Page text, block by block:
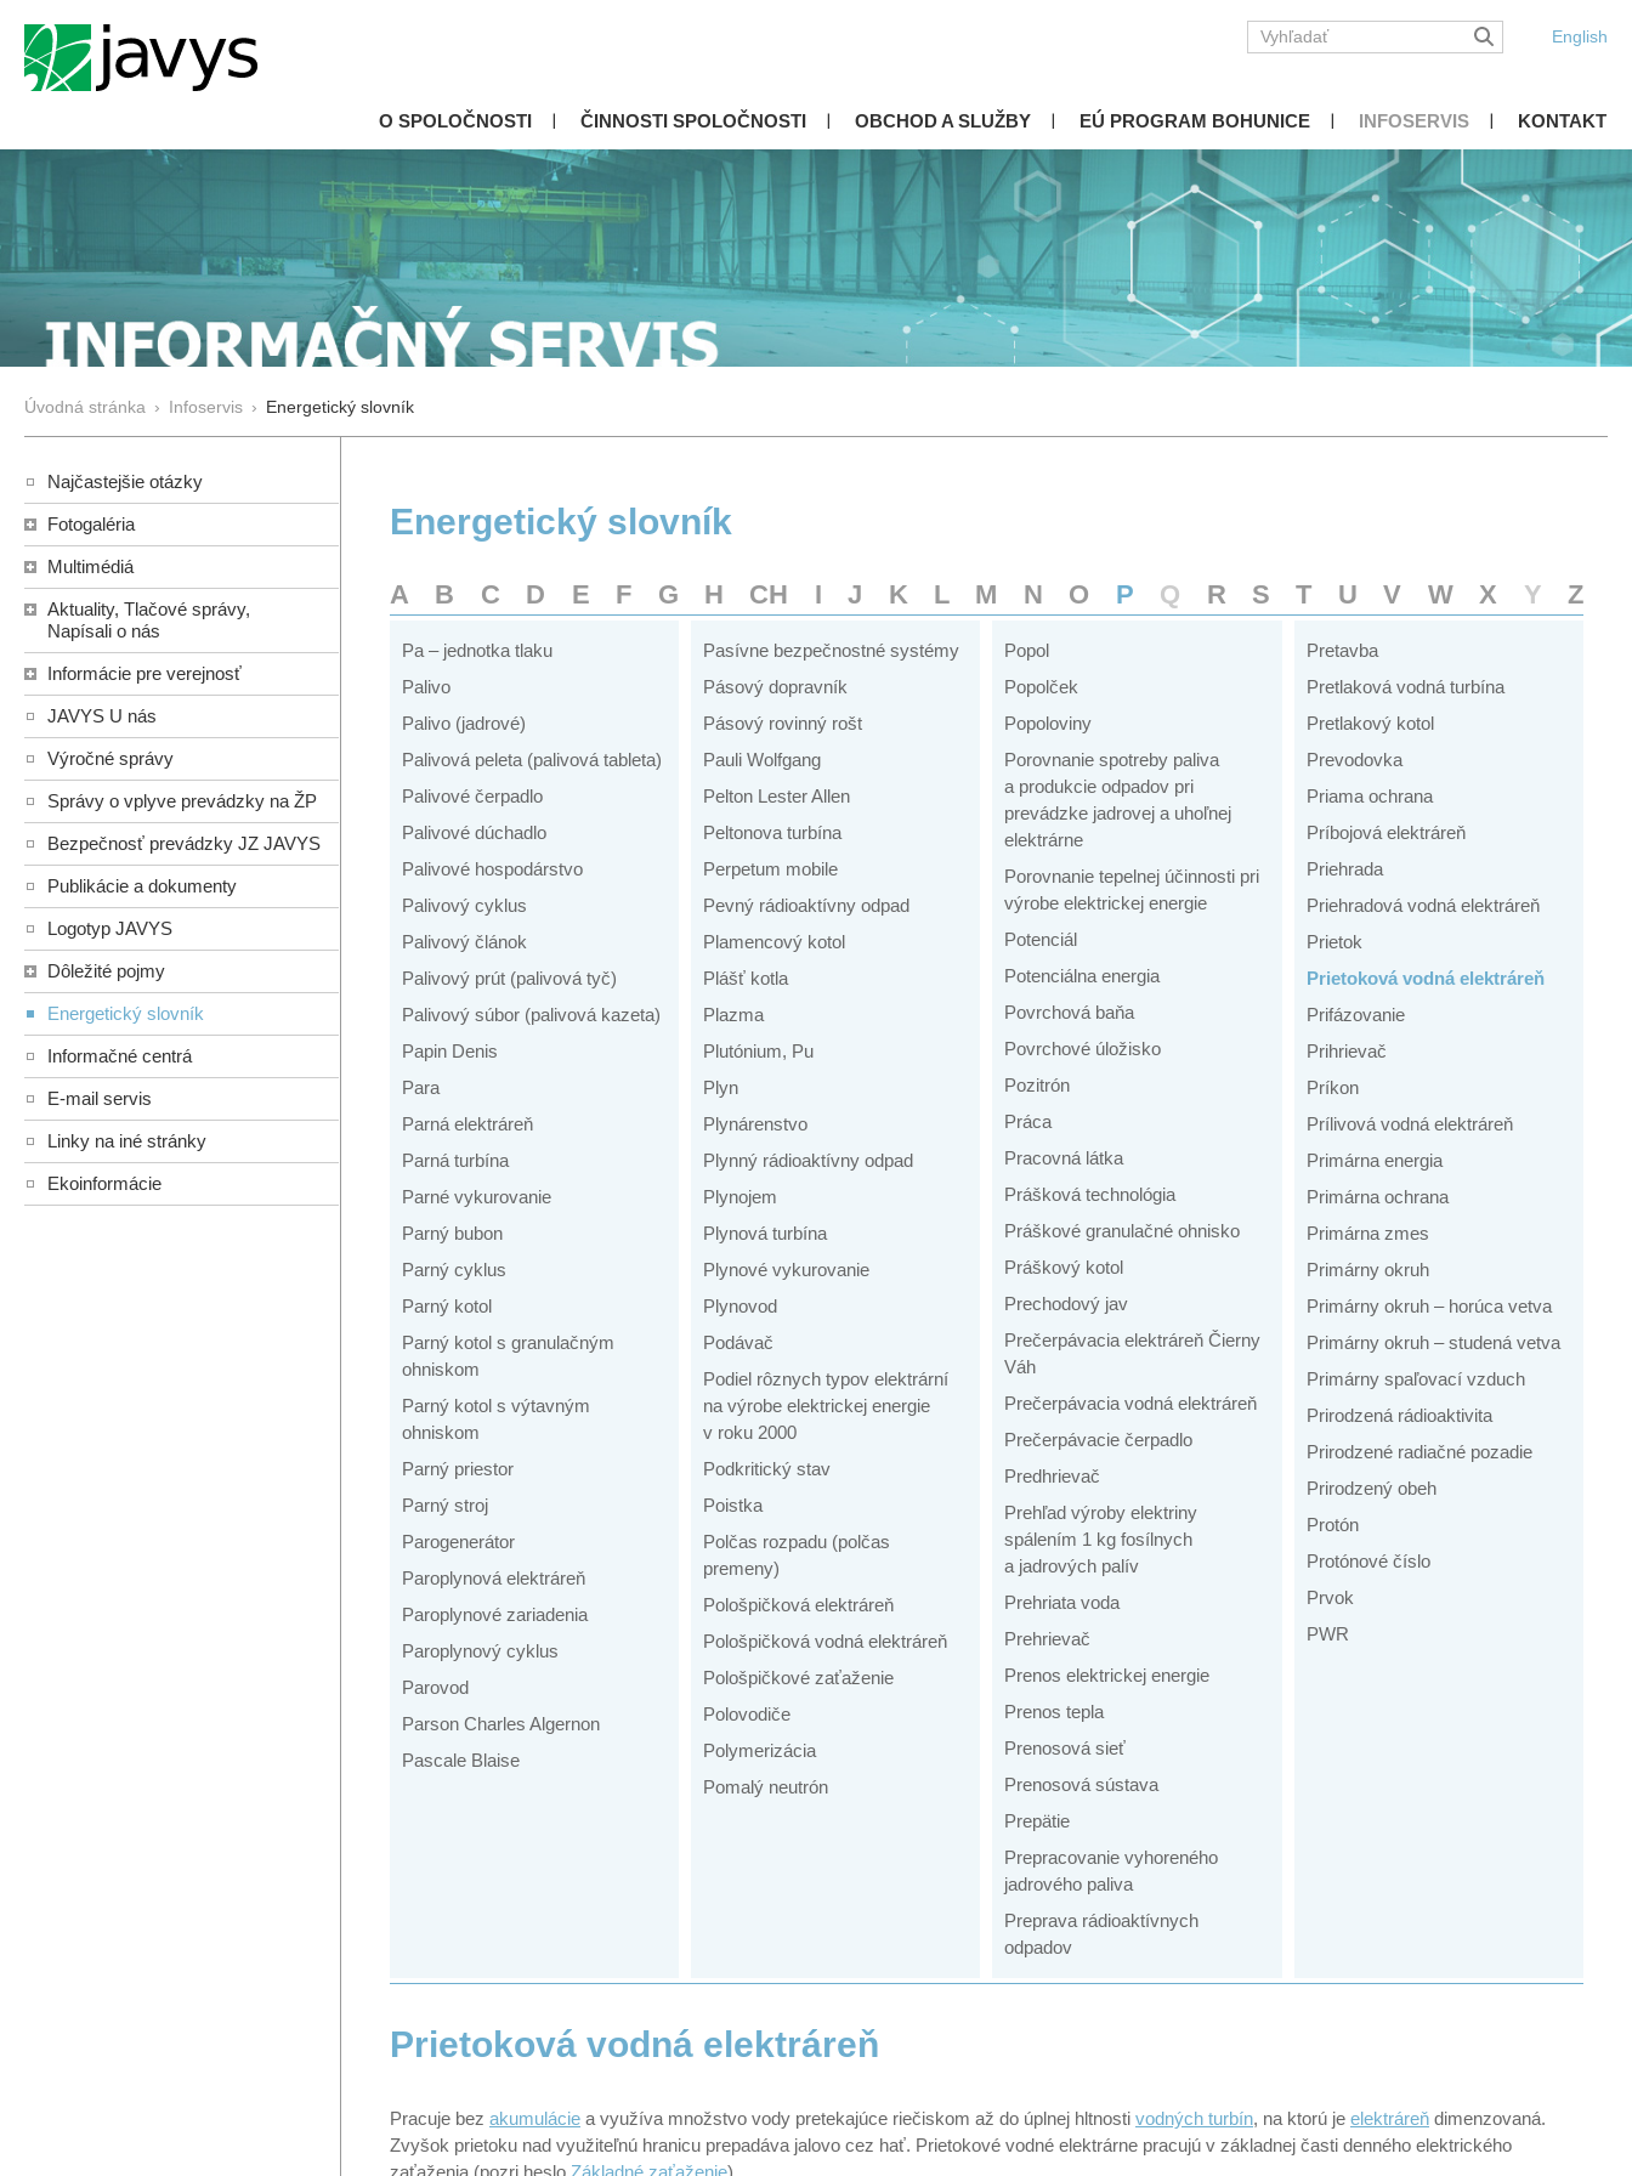
English
O SPOLOČNOSTI ČINNOSTI SPOLOČNOSTI OBCHOD A SLUŽBY EÚ PROGRAM BOHUNICE INFOSERVIS KONTAKT
Úvodná stránka › Infoservis › Energetický slovník
Najčastejšie otázky
Fotogaléria
Multimédiá
Aktuality, Tlačové správy,
Napísali o nás
Informácie pre verejnosť
JAVYS U nás
Výročné správy
Správy o vplyve prevádzky na ŽP
Bezpečnosť prevádzky JZ JAVYS
Publikácie a dokumenty
Logotyp JAVYS
Dôležité pojmy
Energetický slovník
Informačné centrá
E-mail servis
Linky na iné stránky
Ekoinformácie
Energetický slovník
A B C D E F G H CH I J K L M N O P Q R S T U V W X Y Z
Pa – jednotka tlaku
Palivo
Palivo (jadrové)
Palivová peleta (palivová tableta)
Palivové čerpadlo
Palivové dúchadlo
Palivové hospodárstvo
Palivový cyklus
Palivový článok
Palivový prút (palivová tyč)
Palivový súbor (palivová kazeta)
Papin Denis
Para
Parná elektráreň
Parná turbína
Parné vykurovanie
Parný bubon
Parný cyklus
Parný kotol
Parný kotol s granulačným
ohniskom
Parný kotol s výtavným
ohniskom
Parný priestor
Parný stroj
Parogenerátor
Paroplynová elektráreň
Paroplynové zariadenia
Paroplynový cyklus
Parovod
Parson Charles Algernon
Pascale Blaise
Pasívne bezpečnostné systémy
Pásový dopravník
Pásový rovinný rošt
Pauli Wolfgang
Pelton Lester Allen
Peltonova turbína
Perpetum mobile
Pevný rádioaktívny odpad
Plamencový kotol
Plášť kotla
Plazma
Plutónium, Pu
Plyn
Plynárenstvo
Plynný rádioaktívny odpad
Plynojem
Plynová turbína
Plynové vykurovanie
Plynovod
Podávač
Podiel rôznych typov elektrární
na výrobe elektrickej energie
v roku 2000
Podkritický stav
Poistka
Polčas rozpadu (polčas
premeny)
Pološpičková elektráreň
Pološpičková vodná elektráreň
Pološpičkové zaťaženie
Polovodiče
Polymerizácia
Pomalý neutrón
Popol
Popolček
Popoloviny
Porovnanie spotreby paliva
a produkcie odpadov pri
prevádzke jadrovej a uhoľnej
elektrárne
Porovnanie tepelnej účinnosti pri
výrobe elektrickej energie
Potenciál
Potenciálna energia
Povrchová baňa
Povrchové úložisko
Pozitrón
Práca
Pracovná látka
Prášková technológia
Práškové granulačné ohnisko
Práškový kotol
Prechodový jav
Prečerpávacia elektráreň Čierny
Váh
Prečerpávacia vodná elektráreň
Prečerpávacie čerpadlo
Predhrievač
Prehľad výroby elektriny
spálením 1 kg fosílnych
a jadrových palív
Prehriata voda
Prehrievač
Prenos elektrickej energie
Prenos tepla
Prenosová sieť
Prenosová sústava
Prepätie
Prepracovanie vyhoreného
jadrového paliva
Preprava rádioaktívnych
odpadov
Pretavba
Pretlaková vodná turbína
Pretlakový kotol
Prevodovka
Priama ochrana
Príbojová elektráreň
Priehrada
Priehradová vodná elektráreň
Prietok
Prietoková vodná elektráreň
Prifázovanie
Prihrievač
Príkon
Prílivová vodná elektráreň
Primárna energia
Primárna ochrana
Primárna zmes
Primárny okruh
Primárny okruh – horúca vetva
Primárny okruh – studená vetva
Primárny spaľovací vzduch
Prirodzená rádioaktivita
Prirodzené radiačné pozadie
Prirodzený obeh
Protón
Protónové číslo
Prvok
PWR
Prietoková vodná elektráreň
Pracuje bez akumulácie a využíva množstvo vody pretekajúce riečiskom až do úplnej hltnosti vodných turbín, na ktorú je elektráreň dimenzovaná.
Zvyšok prietoku nad využiteľnú hranicu prepadáva jalovo cez hať. Prietokové vodné elektrárne pracujú v základnej časti denného elektrického
zaťaženia (pozri heslo Základné zaťaženie).